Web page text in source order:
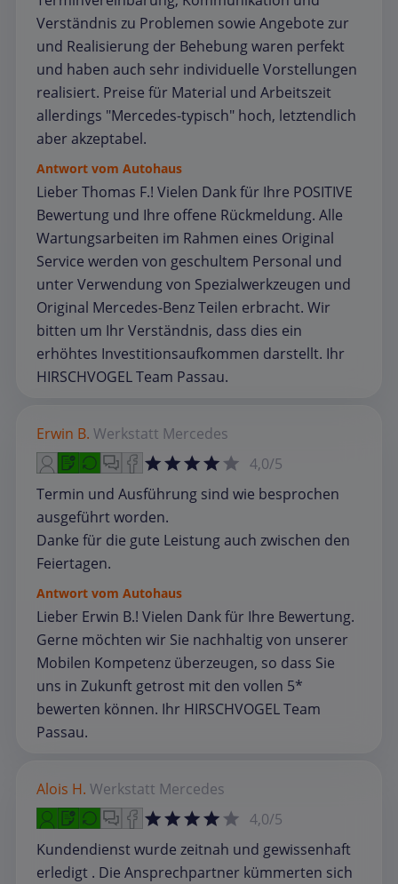
Verständnis zu Problemen sowie Angebote zur
und Realisierung der Behebung waren perfekt
und haben auch sehr individuelle Vorstellungen
realisiert. Preise für Material und Arbeitszeit
allerdings "Mercedes-typisch" hoch, letztendlich
aber akzeptabel.
Antwort vom Autohaus
Lieber Thomas F.! Vielen Dank für Ihre POSITIVE
Bewertung und Ihre offene Rückmeldung. Alle
Wartungsarbeiten im Rahmen eines Original
Service werden von geschultem Personal und
unter Verwendung von Spezialwerkzeugen und
Original Mercedes-Benz Teilen erbracht. Wir
bitten um Ihr Verständnis, dass dies ein
erhöhtes Investitionsaufkommen darstellt. Ihr
HIRSCHVOGEL Team Passau.
Erwin B. Werkstatt Mercedes
4,0/5
Termin und Ausführung sind wie besprochen
ausgeführt worden.
Danke für die gute Leistung auch zwischen den
Feiertagen.
Antwort vom Autohaus
Lieber Erwin B.! Vielen Dank für Ihre Bewertung.
Gerne möchten wir Sie nachhaltig von unserer
Mobilen Kompetenz überzeugen, so dass Sie
uns in Zukunft getrost mit den vollen 5*
bewerten können. Ihr HIRSCHVOGEL Team
Passau.
Alois H. Werkstatt Mercedes
4,0/5
Kundendienst wurde zeitnah und gewissenhaft
erledigt . Die Ansprechpartner kümmerten sich